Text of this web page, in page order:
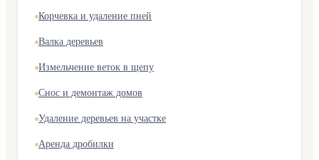
Корчевка и удаление пней
Валка деревьев
Измельчение веток в щепу
Снос и демонтаж домов
Удаление деревьев на участке
Аренда дробилки